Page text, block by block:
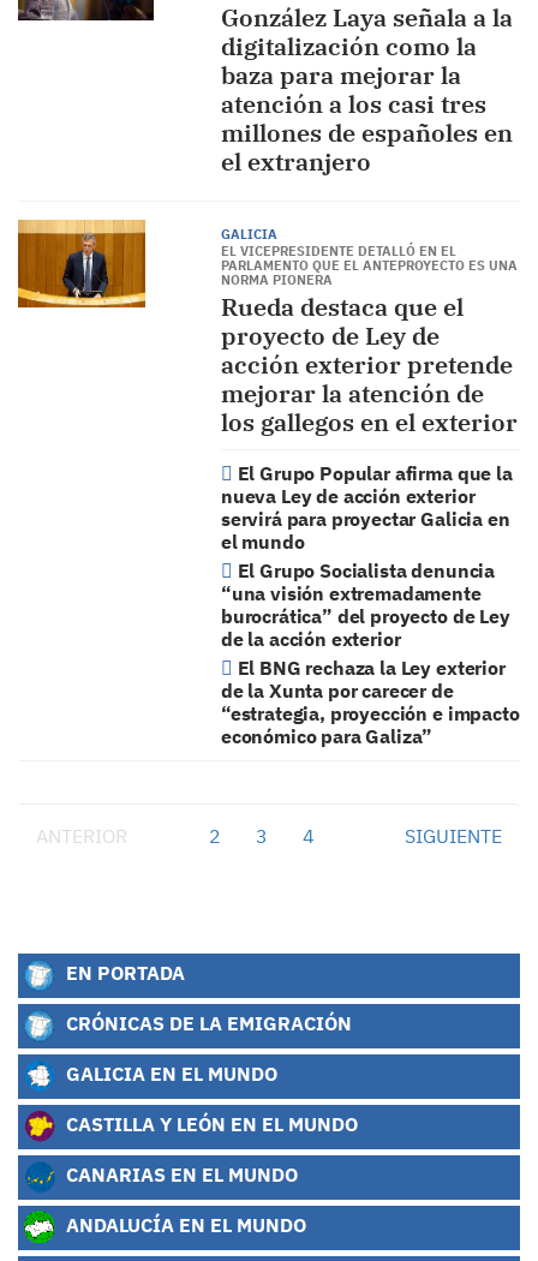
González Laya señala a la
digitalización como la
baza para mejorar la
atención a los casi tres
millones de españoles en
el extranjero
GALICIA
EL VICEPRESIDENTE DETALLÓ EN EL
PARLAMENTO QUE EL ANTEPROYECTO ES UNA
NORMA PIONERA
Rueda destaca que el
proyecto de Ley de
acción exterior pretende
mejorar la atención de
los gallegos en el exterior
El Grupo Popular afirma que la
nueva Ley de acción exterior
servirá para proyectar Galicia en
el mundo
El Grupo Socialista denuncia
“una visión extremadamente
burocrática” del proyecto de Ley
de la acción exterior
El BNG rechaza la Ley exterior
de la Xunta por carecer de
“estrategia, proyección e impacto
económico para Galiza”
ANTERIOR 2 3 4 SIGUIENTE
EN PORTADA
CRÓNICAS DE LA EMIGRACIÓN
GALICIA EN EL MUNDO
CASTILLA Y LEÓN EN EL MUNDO
CANARIAS EN EL MUNDO
ANDALUCÍA EN EL MUNDO